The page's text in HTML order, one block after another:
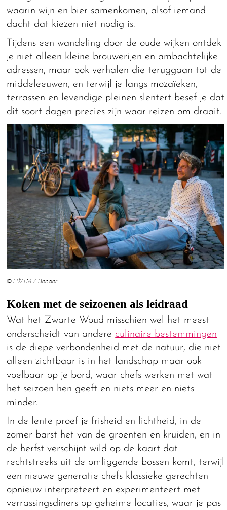
waarin wijn en bier samenkomen, alsof iemand
dacht dat kiezen niet nodig is.
Tijdens een wandeling door de oude wijken ontdek
je niet alleen kleine brouwerijen en ambachtelijke
adressen, maar ook verhalen die teruggaan tot de
middeleeuwen, en terwijl je langs mozaïeken,
terrassen en levendige pleinen slentert besef je dat
dit soort dagen precies zijn waar reizen om draait.
© FWTM / Bender
Koken met de seizoenen als leidraad
Wat het Zwarte Woud misschien wel het meest
onderscheidt van andere culinaire bestemmingen
is de diepe verbondenheid met de natuur, die niet
alleen zichtbaar is in het landschap maar ook
voelbaar op je bord, waar chefs werken met wat
het seizoen hen geeft en niets meer en niets
minder.
In de lente proef je frisheid en lichtheid, in de
zomer barst het van de groenten en kruiden, en in
de herfst verschijnt wild op de kaart dat
rechtstreeks uit de omliggende bossen komt, terwijl
een nieuwe generatie chefs klassieke gerechten
opnieuw interpreteert en experimenteert met
verrassingsdiners op geheime locaties, waar je pas